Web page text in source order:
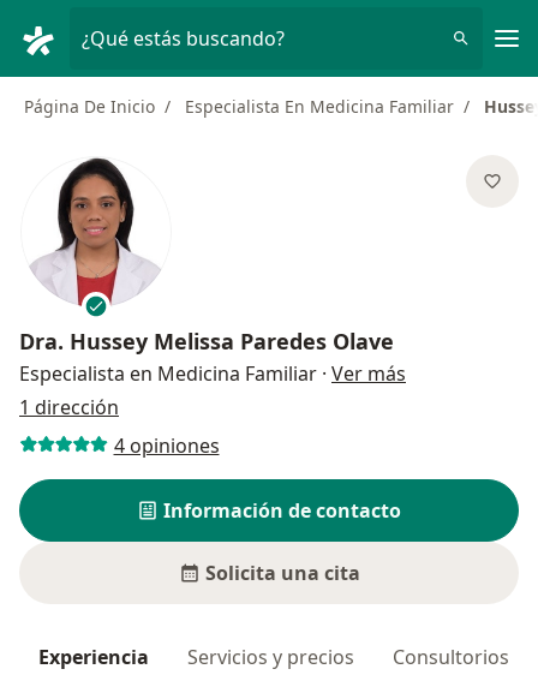
¿Qué estás buscando?
Página De Inicio Especialista En Medicina Familiar
Dra. Hussey Melissa Paredes Olave
Especialista en Medicina Familiar · Ver más
1 dirección
4 opiniones
Información de contacto
Solicita una cita
Experiencia Servicios y precios Consultorios